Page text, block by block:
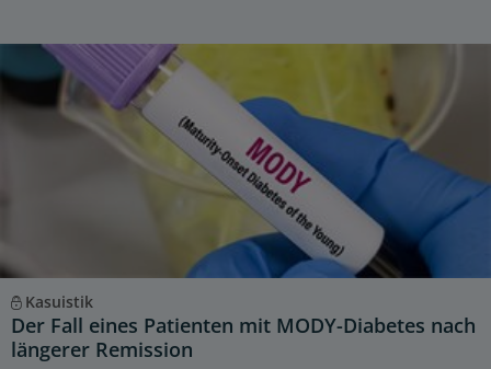
Kasuistik
Der Fall eines Patienten mit MODY-Diabetes nach
längerer Remission